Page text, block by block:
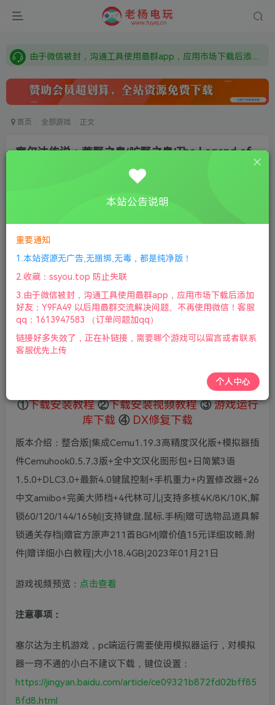
需要什么游戏请联系客服，若链接失效请联系客服，百度网盘边上的激活码也是解压密码
首页 全部游戏 正文
塞尔达传说：荒野之息/旷野之息/The Legend of
Zelda:Breath of the Wild
此内容为付费资源，请付费后查看
鲜花 5 鲜花 36
赞助会员 免费
登录购买
支付成功后请刷新网页
付费资源
①下载安装教程 ②下载安装视频教程 ③ 游戏运行
库下载 ④ DX修复下载
版本介绍：整合版|集成Cemu1.19.3高精度汉化版+模拟器插
件Cemuhook0.5.7.3版+全中文汉化图形包+日简繁3语
1.5.0+DLC3.0+最新4.0键鼠控制+手机重力+内置修改器+26
中文amiibo+完美大师档+4代林可儿|支持多核4K/8K/10K,解
锁60/120/144/165帧|支持键盘.鼠标.手柄|赠可选物品道具解
锁通关存档|赠官方原声211首BGM|赠价值15元详细攻略.附
件|赠详细小白教程|大小18.4GB|2023年01月21日
游戏视频预览： 点击查看
注意事项：
塞尔达为主机游戏，pc端运行需要使用模拟器运行，对模拟
器一窍不通的小白不建议下载，键位设置：
https://jingyan.baidu.com/article/ce09321b872fd02bff85
8fd8.html
本站公告说明
重要通知
1.本站资源无广告,无捆绑,无毒，都是纯净版！
2.收藏：ssyou.top 防止失联
3.由于微信被封，沟通工具使用最群app，应用市场下载后添加
好友：Y9FA49 以后用最群交流解决问题。不再使用微信！客服
qq：1613947583 （订单问题加qq）
链接好多失效了，正在补链接，需要哪个游戏可以留言或者联系
客服优先上传
个人中心